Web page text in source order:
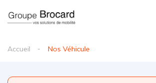
Accueil Nos Véhicule